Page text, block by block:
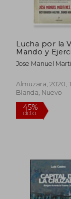
Lucha por la
Mando y
Guerra Civil
Jose Manuel
Almuzara, 2020,
Blanda, Nuevo